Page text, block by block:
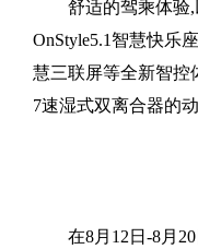
舒适的驾乘体验
OnStyle5.1智慧快乐
慧三联屏等全新智控
7速湿式双离合器的
在8月12日-8月